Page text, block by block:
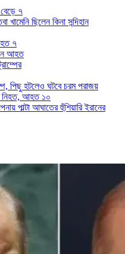
৭
ছিলেন কিনা সন্দিহান
৭
আহত
পিছু হটলেও ঘটবে চরম পরাজয়
নিহত, আহত ১০
পাল্টা আঘাতের হুঁশিয়ারি ইরানের